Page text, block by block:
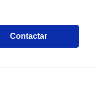
Contactar